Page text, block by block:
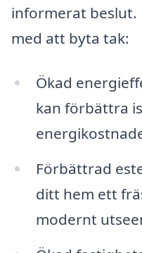
informerat
med att byta tak:
Ökad
kan förbättra
Förbättrad
ditt hem ett
modernt